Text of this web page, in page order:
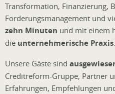
Transformation, Finanzierung,
Forderungsmanagement und
zehn Minuten und mit einem
die unternehmerische Praxis
Unsere Gäste sind
Creditreform-Gruppe, Partner
Erfahrungen, Empfehlungen